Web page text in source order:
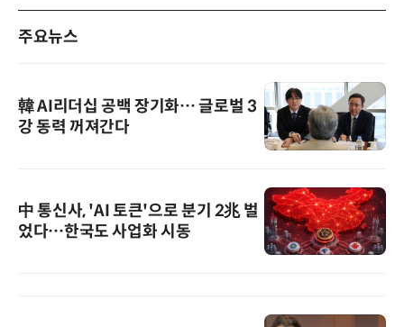
주요뉴스
韓 AI리더십 공백 장기화… 글로벌 3
강 동력 꺼져간다
中 통신사, 'AI 토큰'으로 분기 2兆 벌
었다…한국도 사업화 시동